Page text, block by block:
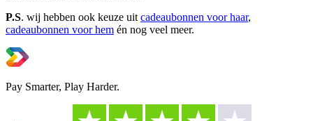
P.S. wij hebben ook keuze uit cadeaubonnen voor haar,
cadeaubonnen voor hem én nog veel meer.
Pay Smarter, Play Harder.